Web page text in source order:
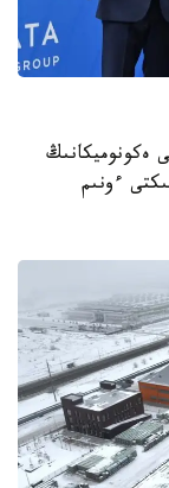
ەكونوميكانىڭ
ءونىم